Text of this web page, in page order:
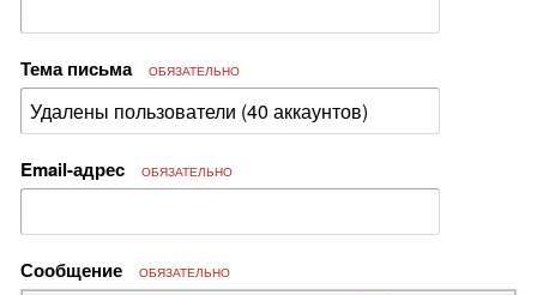
Тема письма ОБЯЗАТЕЛЬНО
Email-адрес ОБЯЗАТЕЛЬНО
Сообщение ОБЯЗАТЕЛЬНО